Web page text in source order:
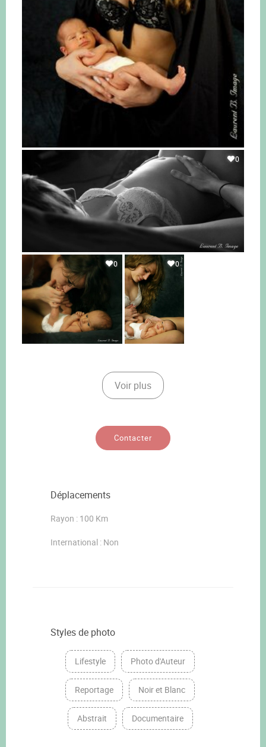
0
0 0
Voir plus
Contacter
Déplacements
Rayon : 100 Km
International : Non
Styles de photo
Lifestyle Photo d'Auteur
Reportage Noir et Blanc
Abstrait Documentaire